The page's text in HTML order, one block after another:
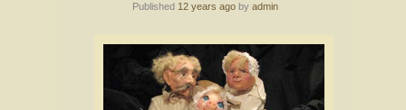
Published 12 years agoby admin